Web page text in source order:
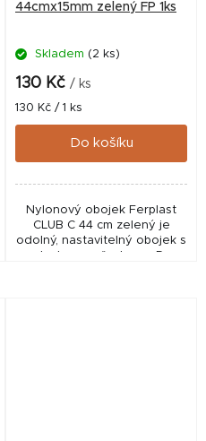
44cmx15mm zelený FP 1ks
Skladem (2 ks)
130 Kč / ks
Měrná
cena:
130 Kč / 1 ks
Do košíku
Nylonový obojek Ferplast
CLUB C 44 cm zelený je
odolný, nastavitelný obojek s